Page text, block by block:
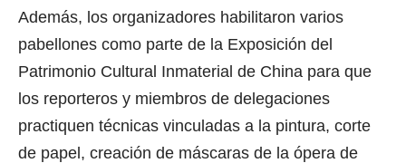
Además, los organizadores habilitaron varios
pabellones como parte de la Exposición del
Patrimonio Cultural Inmaterial de China para que
los reporteros y miembros de delegaciones
practiquen técnicas vinculadas a la pintura, corte
de papel, creación de máscaras de la ópera de